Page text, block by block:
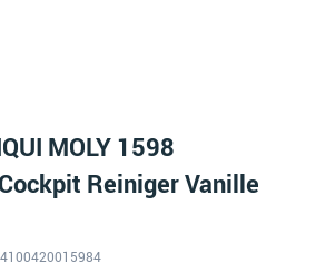
MOLY 1598
Reiniger Vanille